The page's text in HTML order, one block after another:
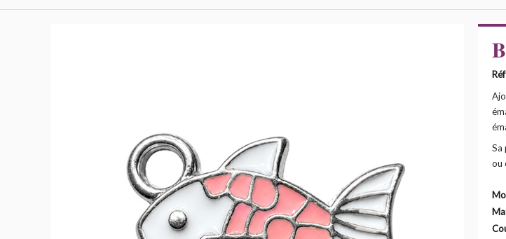
Sa
ou